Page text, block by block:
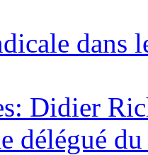
dans
Didier
délégué